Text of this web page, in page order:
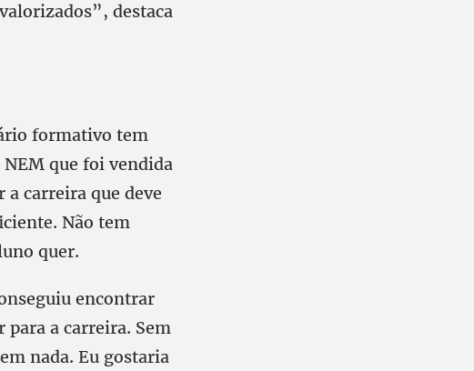
destaca
formativo tem
que foi vendida
carreira que deve
Não tem
quer.
encontrar
a carreira. Sem
nada. Eu gostaria